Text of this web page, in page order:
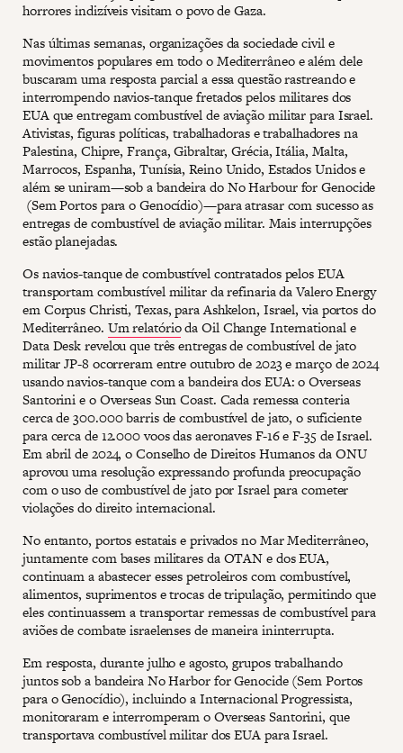
horrores indizíveis visitam o povo de Gaza.
Nas últimas semanas, organizações da sociedade civil e
movimentos populares em todo o Mediterrâneo e além dele
buscaram uma resposta parcial a essa questão rastreando e
interrompendo navios-tanque fretados pelos militares dos
EUA que entregam combustível de aviação militar para Israel.
Ativistas, figuras políticas, trabalhadoras e trabalhadores na
Palestina, Chipre, França, Gibraltar, Grécia, Itália, Malta,
Marrocos, Espanha, Tunísia, Reino Unido, Estados Unidos e
além se uniram—sob a bandeira do No Harbour for Genocide
(Sem Portos para o Genocídio)—para atrasar com sucesso as
entregas de combustível de aviação militar. Mais interrupções
estão planejadas.
Os navios-tanque de combustível contratados pelos EUA
transportam combustível militar da refinaria da Valero Energy
em Corpus Christi, Texas, para Ashkelon, Israel, via portos do
Mediterrâneo. Um relatórioda Oil Change International e
Data Desk revelou que três entregas de combustível de jato
militar JP-8 ocorreram entre outubro de 2023 e março de 2024
usando navios-tanque com a bandeira dos EUA: o Overseas
Santorini e o Overseas Sun Coast. Cada remessa conteria
cerca de 300.000 barris de combustível de jato, o suficiente
para cerca de 12.000 voos das aeronaves F-16 e F-35 de Israel.
Em abril de 2024, o Conselho de Direitos Humanos da ONU
aprovou uma resolução expressando profunda preocupação
com o uso de combustível de jato por Israel para cometer
violações do direito internacional.
No entanto, portos estatais e privados no Mar Mediterrâneo,
juntamente com bases militares da OTAN e dos EUA,
continuam a abastecer esses petroleiros com combustível,
alimentos, suprimentos e trocas de tripulação, permitindo que
eles continuassem a transportar remessas de combustível para
aviões de combate israelenses de maneira ininterrupta.
Em resposta, durante julho e agosto, grupos trabalhando
juntos sob a bandeira No Harbor for Genocide (Sem Portos
para o Genocídio), incluindo a Internacional Progressista,
monitoraram e interromperam o Overseas Santorini, que
transportava combustível militar dos EUA para Israel.